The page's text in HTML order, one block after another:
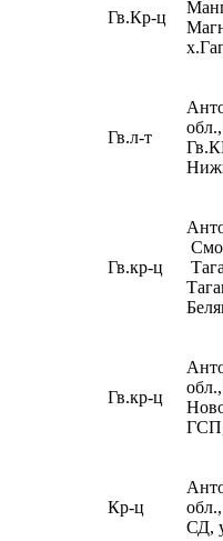
Гв.Кр-ц
Гв.л-т
Гв.кр-ц
Гв.кр-ц
Кр-ц
СД,